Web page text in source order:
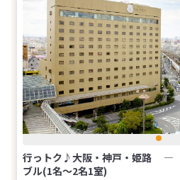
行っトク♪大阪・神戸・姫路 ―
ブル(1名～2名1室)